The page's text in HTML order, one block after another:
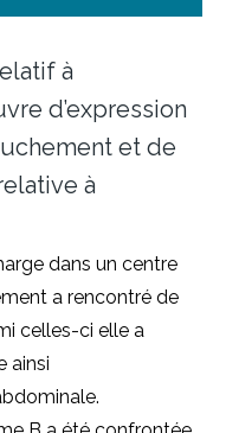
à
d’expression
et de
à
dans un centre
a rencontré de
celles-ci elle a
ainsi